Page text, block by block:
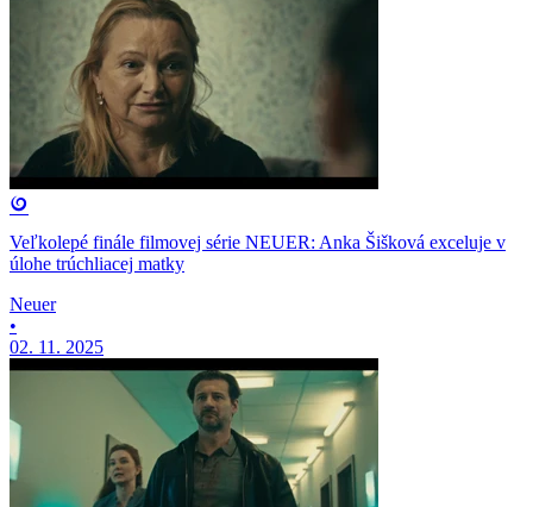
Veľkolepé finále filmovej série NEUER: Anka Šišková exceluje v
úlohe trúchliacej matky
Neuer
•
02. 11. 2025